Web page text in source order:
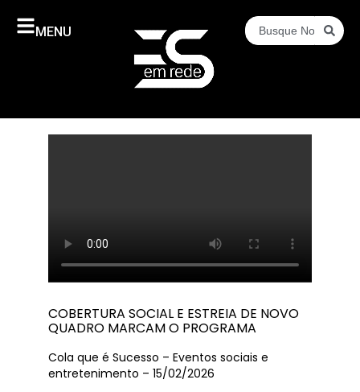
MENU
COBERTURA SOCIAL E ESTREIA DE NOVO
QUADRO MARCAM O PROGRAMA
Cola que é Sucesso – Eventos sociais e
entretenimento – 15/02/2026